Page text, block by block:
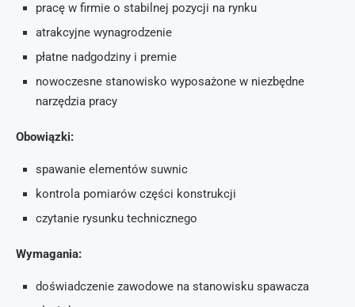
pracę w firmie o stabilnej pozycji na rynku
atrakcyjne wynagrodzenie
płatne nadgodziny i premie
nowoczesne stanowisko wyposażone w niezbędne
narzędzia pracy
Obowiązki:
spawanie elementów suwnic
kontrola pomiarów części konstrukcji
czytanie rysunku technicznego
Wymagania:
doświadczenie zawodowe na stanowisku spawacza